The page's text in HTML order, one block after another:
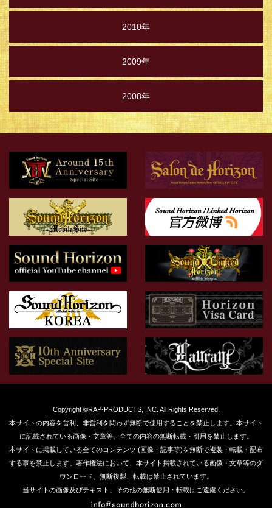
2010年
2009年
2008年
Copyright ©RAP-PRODUCTS, INC. All Rights Reserved.
本サイトの内容を営利、非営利を問わず無断で使用することを禁止します。本サイト
に記載されている画像・文章等、全ての内容の無断転載・引用を禁止します。
本サイトに掲載している全てのコンテンツ (画像・記事等)を無断で複製・転載・配布
する事を禁止します。著作権法において、本サイト掲載されている画像・文章等のダ
ウンロード、無断複製、転載は禁止されています。
当サイトの画像及びテキスト、その他の無断使用・転載はご遠慮ください。